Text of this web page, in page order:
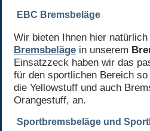
EBC Bremsbeläge
Wir bieten Ihnen hier
Bremsbeläge in unserem
Einsatzzeck haben wir das
für den sportlichen Bereich
die Yellowstuff und auch
Orangestuff, an.
Sportbremsbeläge und